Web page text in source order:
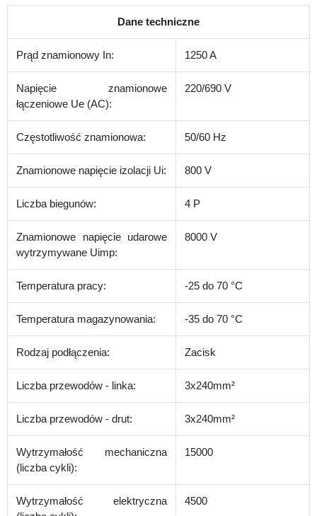
Dane techniczne
Prąd znamionowy In: 1250 A
Napięcie znamionowe
łączeniowe Ue (AC):
220/690 V
Częstotliwość znamionowa: 50/60 Hz
Znamionowe napięcie izolacji Ui: 800 V
Liczba biegunów: 4 P
Znamionowe napięcie udarowe
wytrzymywane Uimp:
8000 V
Temperatura pracy: -25 do 70 °C
Temperatura magazynowania: -35 do 70 °C
Rodzaj podłączenia: Zacisk
Liczba przewodów - linka: 3x240mm²
Liczba przewodów - drut: 3x240mm²
Wytrzymałość mechaniczna
(liczba cykli):
15000
Wytrzymałość elektryczna
4500